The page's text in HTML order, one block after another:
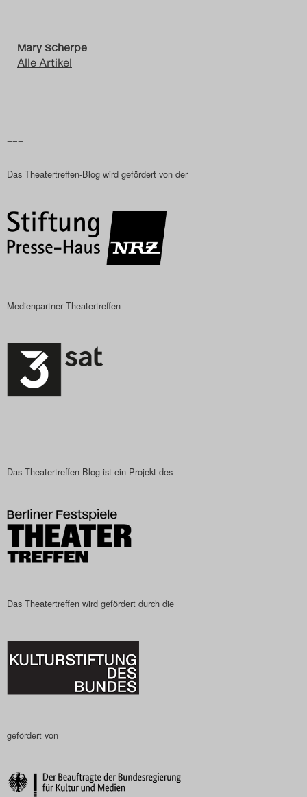
Das Theatertreffen-Blog
2018
Das Theatertreffen-Blog
2018 Alumni
Das Theatertreffen-Blog
Das Theatertreffen-Blog
2022
Das Theatertreffen-Blog
2023
Das Theatertreffen-Blog
2024
2025
Das Theatertreffen-Blog
Nutzungsbedingungen
Mary Scherpe
Alle Artikel
–––
Das Theatertreffen-Blog wird gefördert von der
Medienpartner Theatertreffen
Das Theatertreffen-Blog ist ein Projekt des
Das Theatertreffen wird gefördert durch die
gefördert von